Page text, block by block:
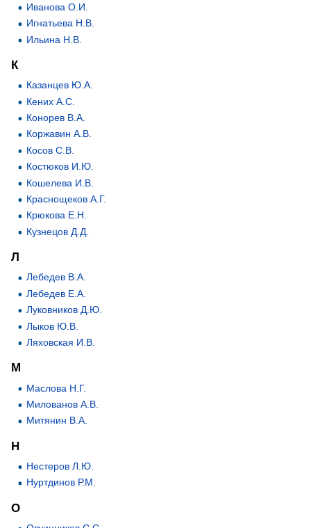
Иванова О.И.
Игнатьева Н.В.
Ильина Н.В.
К
Казанцев Ю.А.
Кених А.С.
Конорев В.А.
Коржавин А.В.
Косов С.В.
Костюков И.Ю.
Кошелева И.В.
Краснощеков А.Г.
Крюкова Е.Н.
Кузнецов Д.Д.
Л
Лебедев В.А.
Лебедев Е.А.
Луковников Д.Ю.
Лыков Ю.В.
Ляховская И.В.
М
Маслова Н.Г.
Милованов А.В.
Митянин В.А.
Н
Нестеров Л.Ю.
Нуртдинов Р.М.
О